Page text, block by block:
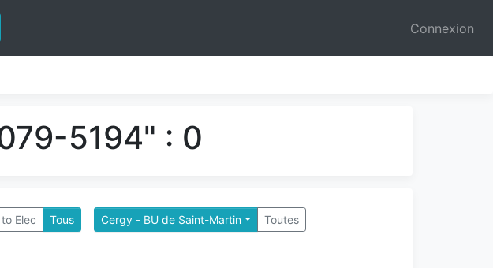
Connexion
5194" : 0
Elec Tous Cergy - BU de Saint-Martin Toutes